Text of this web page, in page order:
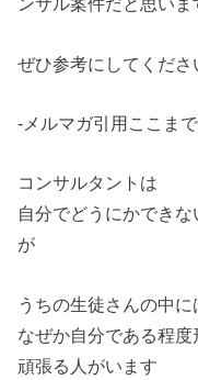
ぜひ参考にしてくださ
‐メルマガ引用ここまで
コンサルタントは
自分でどうにかでき
が
うちの生徒さんの中に
なぜか自分である程
頑張る人がいます